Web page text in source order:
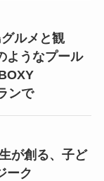
ルメと観
ようなプール
ンで
が創る、子ど
ーク